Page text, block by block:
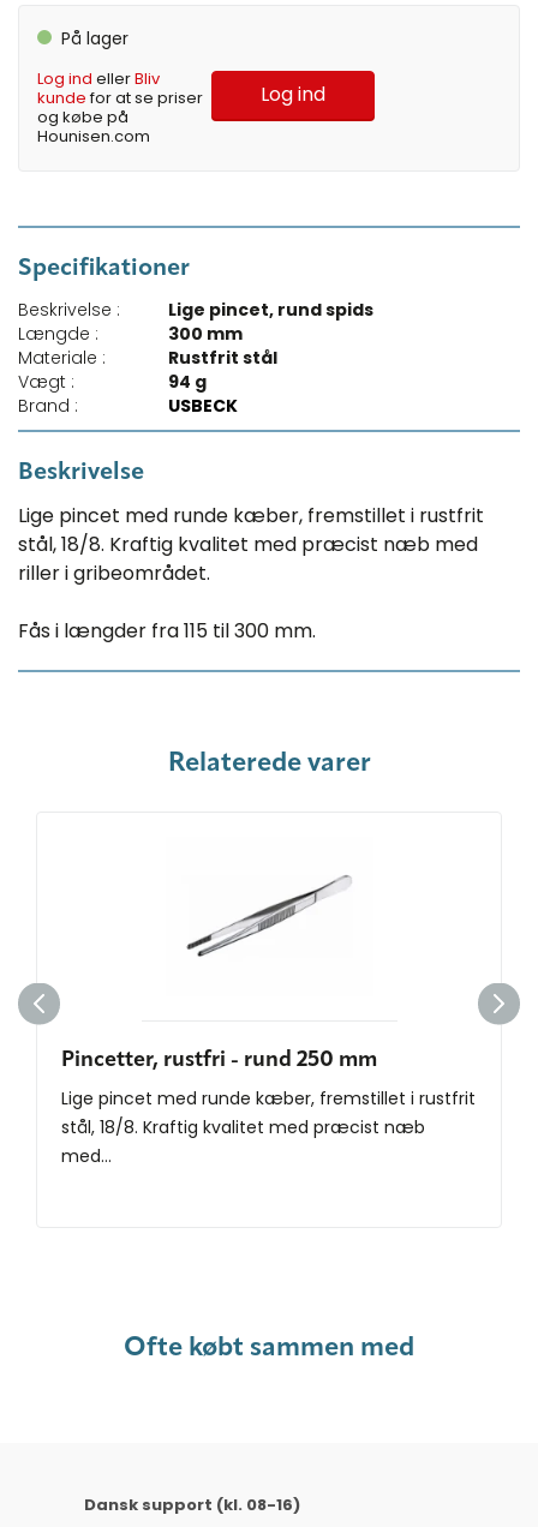
På lager
Log ind ellerBliv
kundefor at se priser
og købe på
Hounisen.com
Log ind
Specifikationer
Beskrivelse :
Lige pincet, rund spids
Længde :
300 mm
Materiale :
Rustfrit stål
Vægt :
94 g
Brand :
USBECK
Beskrivelse
Lige pincet med runde kæber, fremstillet i ​rustfrit
stål, 18/8. Kraftig kvalitet med præcist næb med
riller i gribeområdet.
Fås i længder fra 115 til 300 mm.
Relaterede varer
Pincetter, rustfri - rund 250 mm
Lige pincet med runde kæber, fremstillet i ​rustfrit
stål, 18/8. Kraftig kvalitet med præcist næb
med...
Ofte købt sammen med
Dansk support (kl. 08-16)